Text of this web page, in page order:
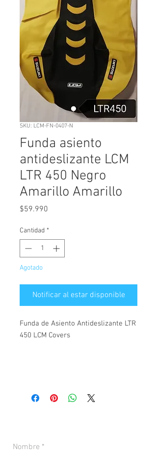
SKU: LCM-FN-0407-N
Funda asiento
antideslizante LCM
LTR 450 Negro
Amarillo Amarillo
$59.990
Cantidad *
Agotado
Notificar al estar disponible
Funda de Asiento Antideslizante LTR
450 LCM Covers